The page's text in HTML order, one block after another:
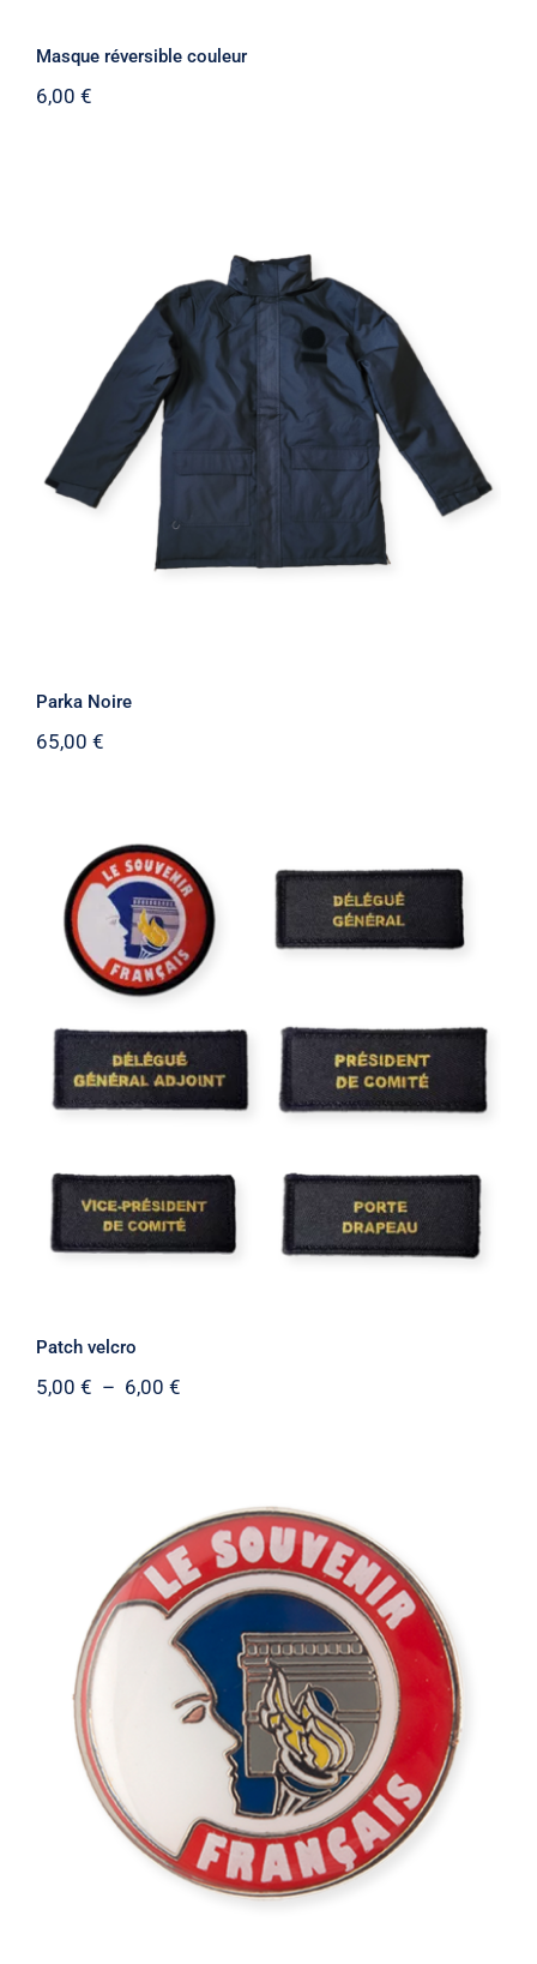
Masque réversible couleur
6,00 €
Parka Noire
Parka Noire
65,00 €
Patch velcro
Patch velcro
5,00 € – 6,00 €Plage
6,00 €
Pin’s “Le Souvenir français”